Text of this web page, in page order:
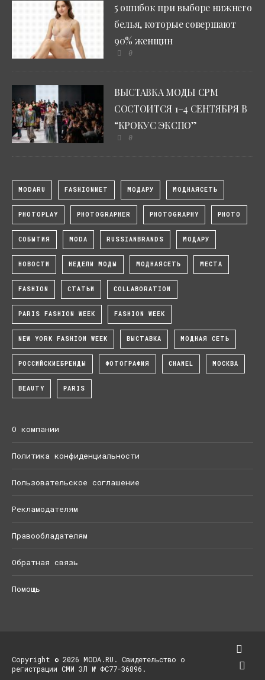
5 ошибок при выборе нижнего
белья, которые совершают
90% женщин
0
ВЫСТАВКА МОДЫ CPM
СОСТОИТСЯ 1–4 СЕНТЯБРЯ В
“КРОКУС ЭКСПО”
0
MODARU FASHIONNET МОДАРУ МОДНАЯСЕТЬ
PHOTOPLAY PHOTOGRAPHER PHOTOGRAPHY PHOTO
СОБЫТИЯ MODA RUSSIANBRANDS МОДАРУ
НОВОСТИ НЕДЕЛИ МОДЫ МОДНАЯСЕТЬ МЕСТА
FASHION СТАТЬИ COLLABORATION
PARIS FASHION WEEK FASHION WEEK
NEW YORK FASHION WEEK ВЫСТАВКА МОДНАЯ СЕТЬ
РОССИЙСКИЕБРЕНДЫ ФОТОГРАФИЯ CHANEL МОСКВА
BEAUTY PARIS
О компании
Политика конфиденциальности
Пользовательское соглашение
Рекламодателям
Правообладателям
Обратная связь
Помощь
Copyright © 2026 MODA.RU. Свидетельство о
регистрации СМИ ЭЛ № ФС77-36896.